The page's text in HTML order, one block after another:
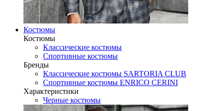
Костюмы
Костюмы
Классические костюмы
Спортивные костюмы
Бренды
Классические костюмы SARTORIA CLUB
Спортивные костюмы ENRICO CERINI
Характеристики
Черные костюмы